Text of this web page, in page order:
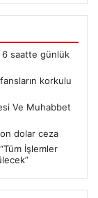
6 saatte günlük
korkulu
Ve Muhabbet
dolar ceza
İşlemler